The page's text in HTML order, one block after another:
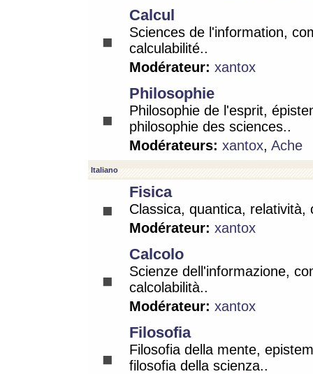
Calcul
Sciences de l'information,
calculabilité..
Modérateur: xantox
Philosophie
Philosophie de l'esprit,
philosophie des sciences..
Modérateurs: xantox, Ache
Italiano
Fisica
Classica, quantica, relatività,
Modérateur: xantox
Calcolo
Scienze dell'informazione,
calcolabilità..
Modérateur: xantox
Filosofia
Filosofia della mente,
filosofia della scienza..